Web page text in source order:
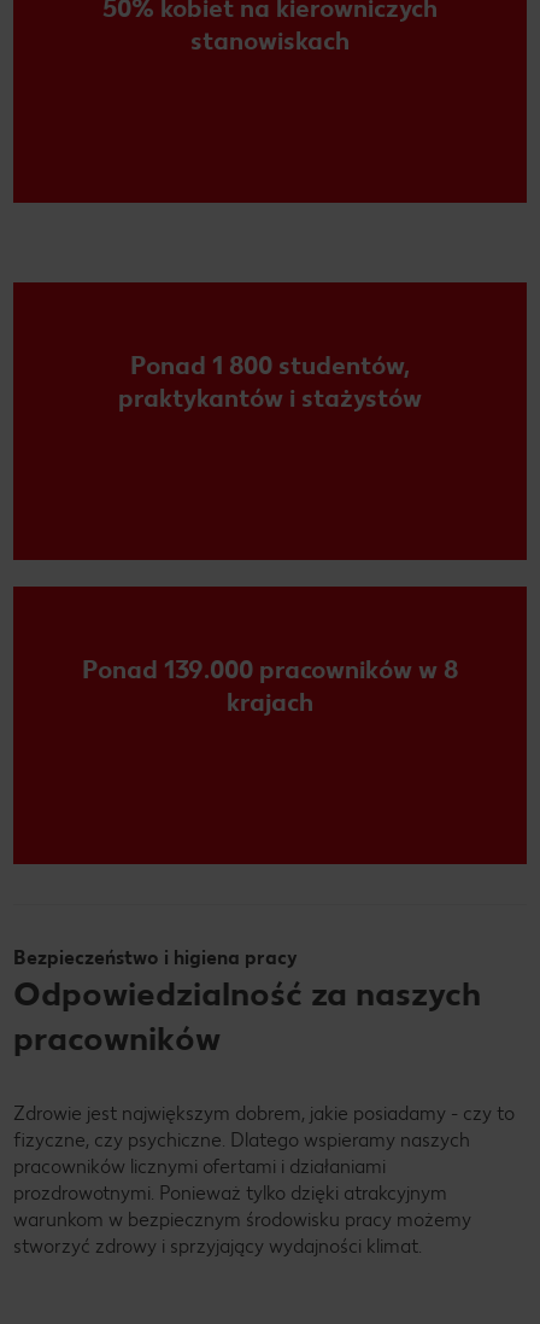
50% kobiet na kierowniczych
stanowiskach
Ponad 1 800 studentów,
praktykantów i stażystów
Ponad 139.000 pracowników w 8
krajach
Bezpieczeństwo i higiena pracy
Odpowiedzialność za naszych
pracowników
Zdrowie jest największym dobrem, jakie posiadamy - czy to
fizyczne, czy psychiczne. Dlatego wspieramy naszych
pracowników licznymi ofertami i działaniami
prozdrowotnymi. Ponieważ tylko dzięki atrakcyjnym
warunkom w bezpiecznym środowisku pracy możemy
stworzyć zdrowy i sprzyjający wydajności klimat.